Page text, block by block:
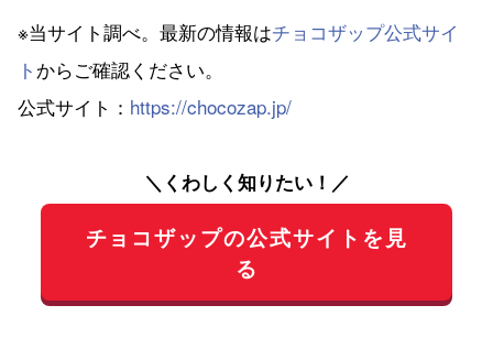
※当サイト調べ。最新の情報はチョコザップ公式サイ
ト からご確認ください。
公式サイト： https://chocozap.jp/
＼くわしく知りたい！／
チョコザップの公式サイトを見
る